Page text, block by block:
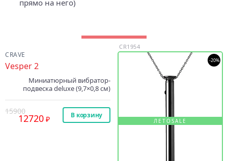
прямо на него)
ЛЕТОSALE
CRAVE
Vesper 2
Миниатюрный вибратор-
подвеска deluxe (9,7×0,8 см)
CR1954
15900
12720
-20%
В корзину